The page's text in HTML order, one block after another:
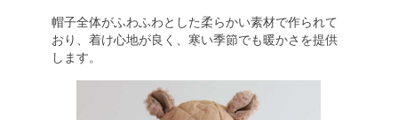
帽子全体がふわふわとした柔らかい素材で作られて
おり、着け心地が良く、寒い季節でも暖かさを提供
します。